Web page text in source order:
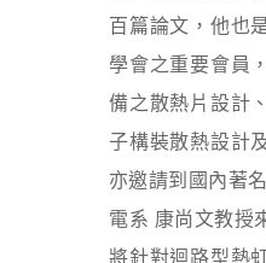
百篇論文，他也
學會之重要會員
備之散熱片設計
子構裝散熱設計
亦邀請到國內著
電系 康尚文教授
將針對迴路型熱